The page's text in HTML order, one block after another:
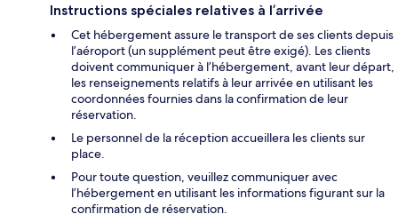
Instructions spéciales relatives à l’arrivée
Cet hébergement assure le transport de ses clients depuis
l’aéroport (un supplément peut être exigé). Les clients
doivent communiquer à l’hébergement, avant leur départ,
les renseignements relatifs à leur arrivée en utilisant les
coordonnées fournies dans la confirmation de leur
réservation.
Le personnel de la réception accueillera les clients sur
place.
Pour toute question, veuillez communiquer avec
l’hébergement en utilisant les informations figurant sur la
confirmation de réservation.